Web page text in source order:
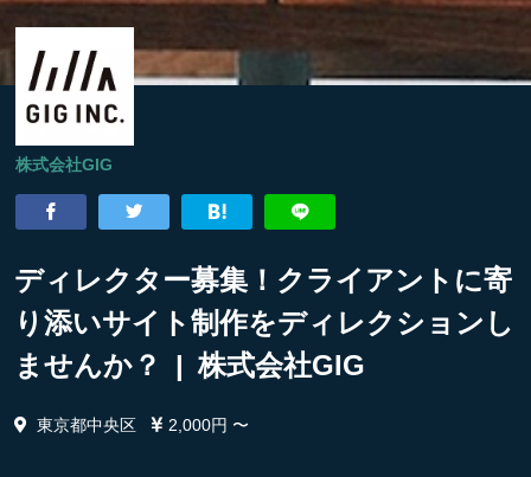
株式会社GIG
ディレクター募集！クライアントに寄
り添いサイト制作をディレクションし
ませんか？ | 株式会社GIG
東京都中央区 2,000円 〜